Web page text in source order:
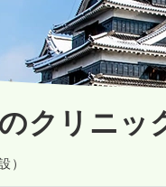
クリニッ
）